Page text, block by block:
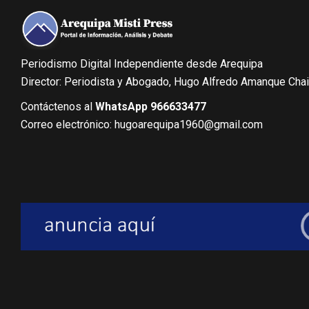
Periodismo Digital Independiente desde Arequipa
Director: Periodista y Abogado, Hugo Alfredo Amanque
Contáctenos al WhatsApp 966633477
Correo electrónico: hugoarequipa1960@gmail.com